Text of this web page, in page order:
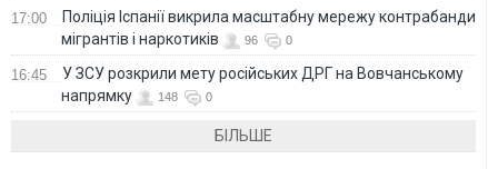
17:00
Поліція Іспанії викрила масштабну мережу контрабанди
мігрантів і наркотиків
96 0
16:45
У ЗСУ розкрили мету російських ДРГ на Вовчанському
напрямку
148 0
БІЛЬШЕ